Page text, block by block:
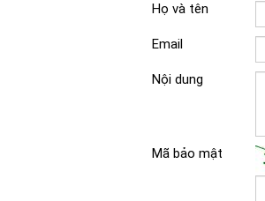
Họ và tên
Email
Nội dung
Mã bảo mật